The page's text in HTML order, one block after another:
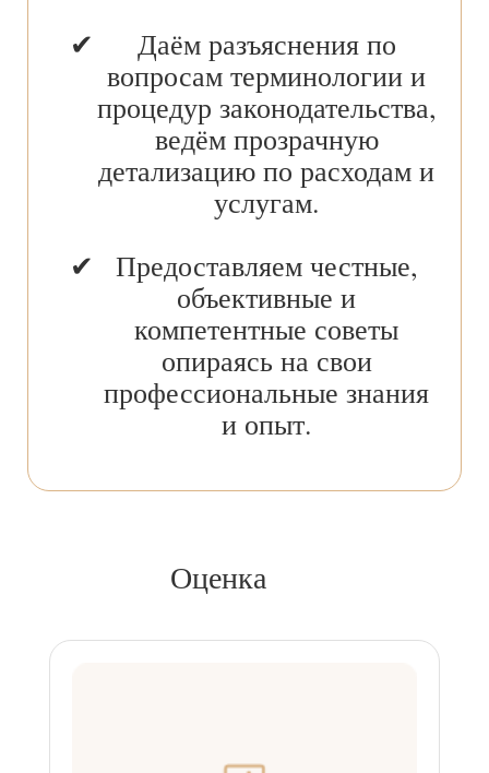
Даём разъяснения по
вопросам терминологии и
процедур законодательства,
ведём прозрачную
детализацию по расходам и
услугам.
Предоставляем честные,
объективные и
компетентные советы
опираясь на свои
профессиональные знания
и опыт.
Оценка